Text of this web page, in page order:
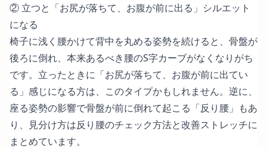
② 立つと「お尻が落ちて、お腹が前に出る」シルエット
になる
椅子に浅く腰かけて背中を丸める姿勢を続けると、骨盤が
後ろに倒れ、本来あるべき腰のS字カーブがなくなりがち
です。立ったときに「お尻が落ちて、お腹が前に出てい
る」感じになる方は、このタイプかもしれません。逆に、
座る姿勢の影響で骨盤が前に倒れて起こる「反り腰」もあ
り、見分け方は反り腰のチェック方法と改善ストレッチに
まとめています。